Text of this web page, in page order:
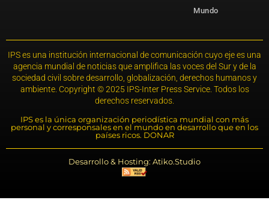
Mundo
IPS es una institución internacional de comunicación cuyo eje es una
agencia mundial de noticias que amplifica las voces del Sur y de la
sociedad civil sobre desarrollo, globalización, derechos humanos y
ambiente. Copyright © 2025 IPS-Inter Press Service. Todos los
derechos reservados.
IPS es la única organización periodística mundial con más
personal y corresponsales en el mundo en desarrollo que en los
países ricos. DONAR
Desarrollo & Hosting: Atiko.Studio